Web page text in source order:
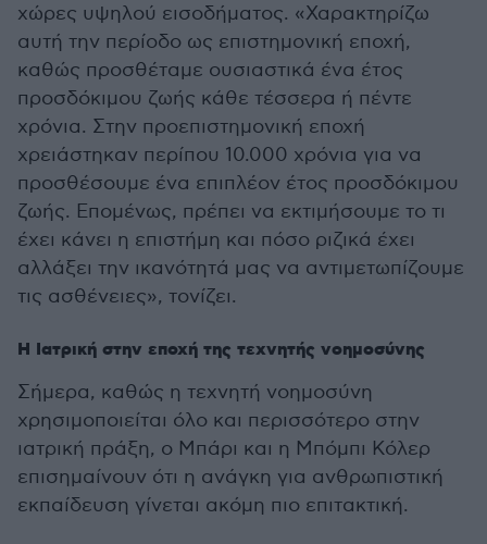
χώρες υψηλού εισοδήματος. «Χαρακτηρίζω
αυτή την περίοδο ως επιστημονική εποχή,
καθώς προσθέταμε ουσιαστικά ένα έτος
προσδόκιμου ζωής κάθε τέσσερα ή πέντε
χρόνια. Στην προεπιστημονική εποχή
χρειάστηκαν περίπου 10.000 χρόνια για να
προσθέσουμε ένα επιπλέον έτος προσδόκιμου
ζωής. Επομένως, πρέπει να εκτιμήσουμε το τι
έχει κάνει η επιστήμη και πόσο ριζικά έχει
αλλάξει την ικανότητά μας να αντιμετωπίζουμε
τις ασθένειες», τονίζει.
Η Ιατρική στην εποχή της τεχνητής νοημοσύνης
Σήμερα, καθώς η τεχνητή νοημοσύνη
χρησιμοποιείται όλο και περισσότερο στην
ιατρική πράξη, ο Μπάρι και η Μπόμπι Κόλερ
επισημαίνουν ότι η ανάγκη για ανθρωπιστική
εκπαίδευση γίνεται ακόμη πιο επιτακτική.